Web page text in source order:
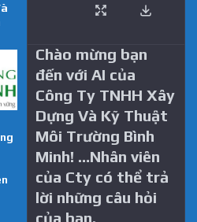
Chào mừng bạn
đến với AI của
Công Ty TNHH Xây
Dựng Và Kỹ Thuật
Môi Trường Bình
Minh! …Nhân viên
của Cty có thể trả
lời những câu hỏi
của bạn.